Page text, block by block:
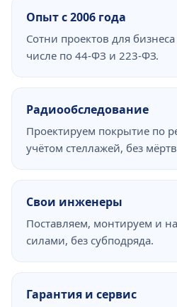
Опыт с 2006 года
Сотни проектов для
числе по 44-ФЗ и 223-ФЗ.
Радиообследование
Проектируем покрытие по
учётом стеллажей, без
Свои инженеры
Поставляем, монтируем и
силами, без субподряда.
Гарантия и сервис